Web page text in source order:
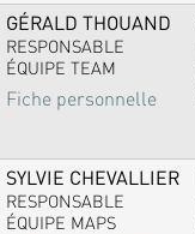
GÉRALD THOUAND
RESPONSABLE
ÉQUIPE TEAM
Fiche personnelle
SYLVIE CHEVALLIER
RESPONSABLE
ÉQUIPE MAPS